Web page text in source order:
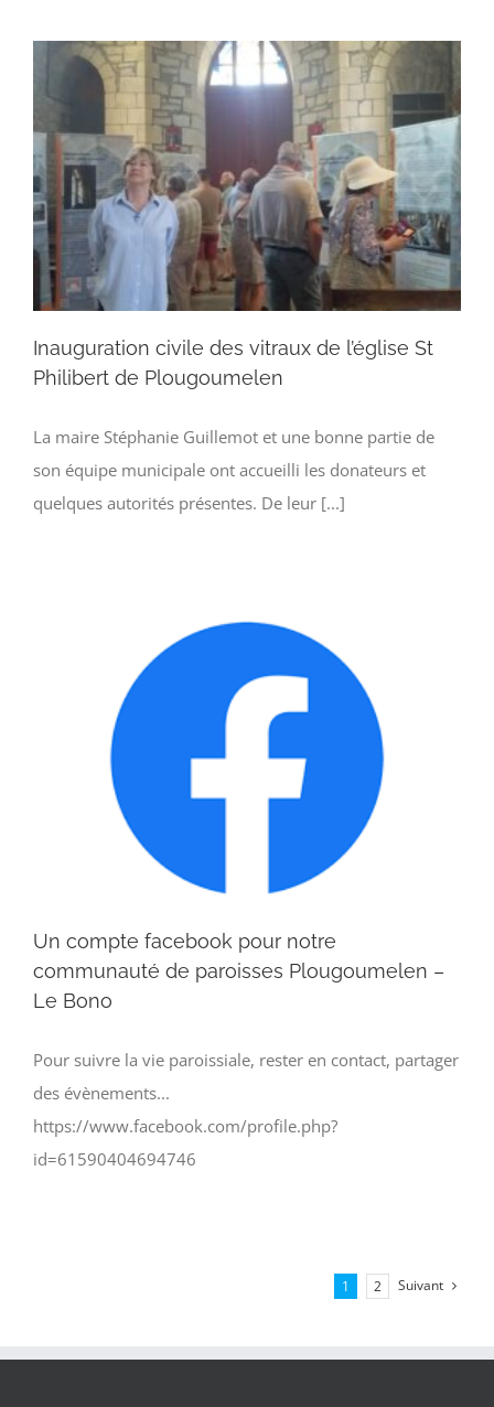
Inauguration civile des vitraux de l’église St
Philibert de Plougoumelen
La maire Stéphanie Guillemot et une bonne partie de
son équipe municipale ont accueilli les donateurs et
quelques autorités présentes. De leur [...]
Un compte facebook pour notre
communauté de paroisses Plougoumelen –
Le Bono
Pour suivre la vie paroissiale, rester en contact, partager
des évènements...
https://www.facebook.com/profile.php?
id=61590404694746
1 2 Suivant